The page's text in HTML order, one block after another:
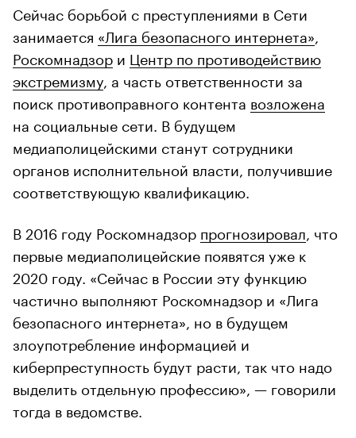
Сейчас борьбой с преступлениями в Сети
занимается «Лига безопасного интернета»
Роскомнадзор и Центр по противодействию
экстремизму , а часть ответственности за
поиск противоправного контента возложена
на социальные сети. В будущем
медиаполицейскими станут сотрудники
органов исполнительной власти, получившие
соответствующую квалификацию.
В 2016 году Роскомнадзор прогнозировал , что
первые медиаполицейские появятся уже к
2020 году. «Сейчас в России эту функцию
частично выполняют Роскомнадзор и «Лига
безопасного интернета», но в будущем
злоупотребление информацией и
киберпреступность будут расти, так что надо
выделить отдельную профессию», — говорили
тогда в ведомстве.